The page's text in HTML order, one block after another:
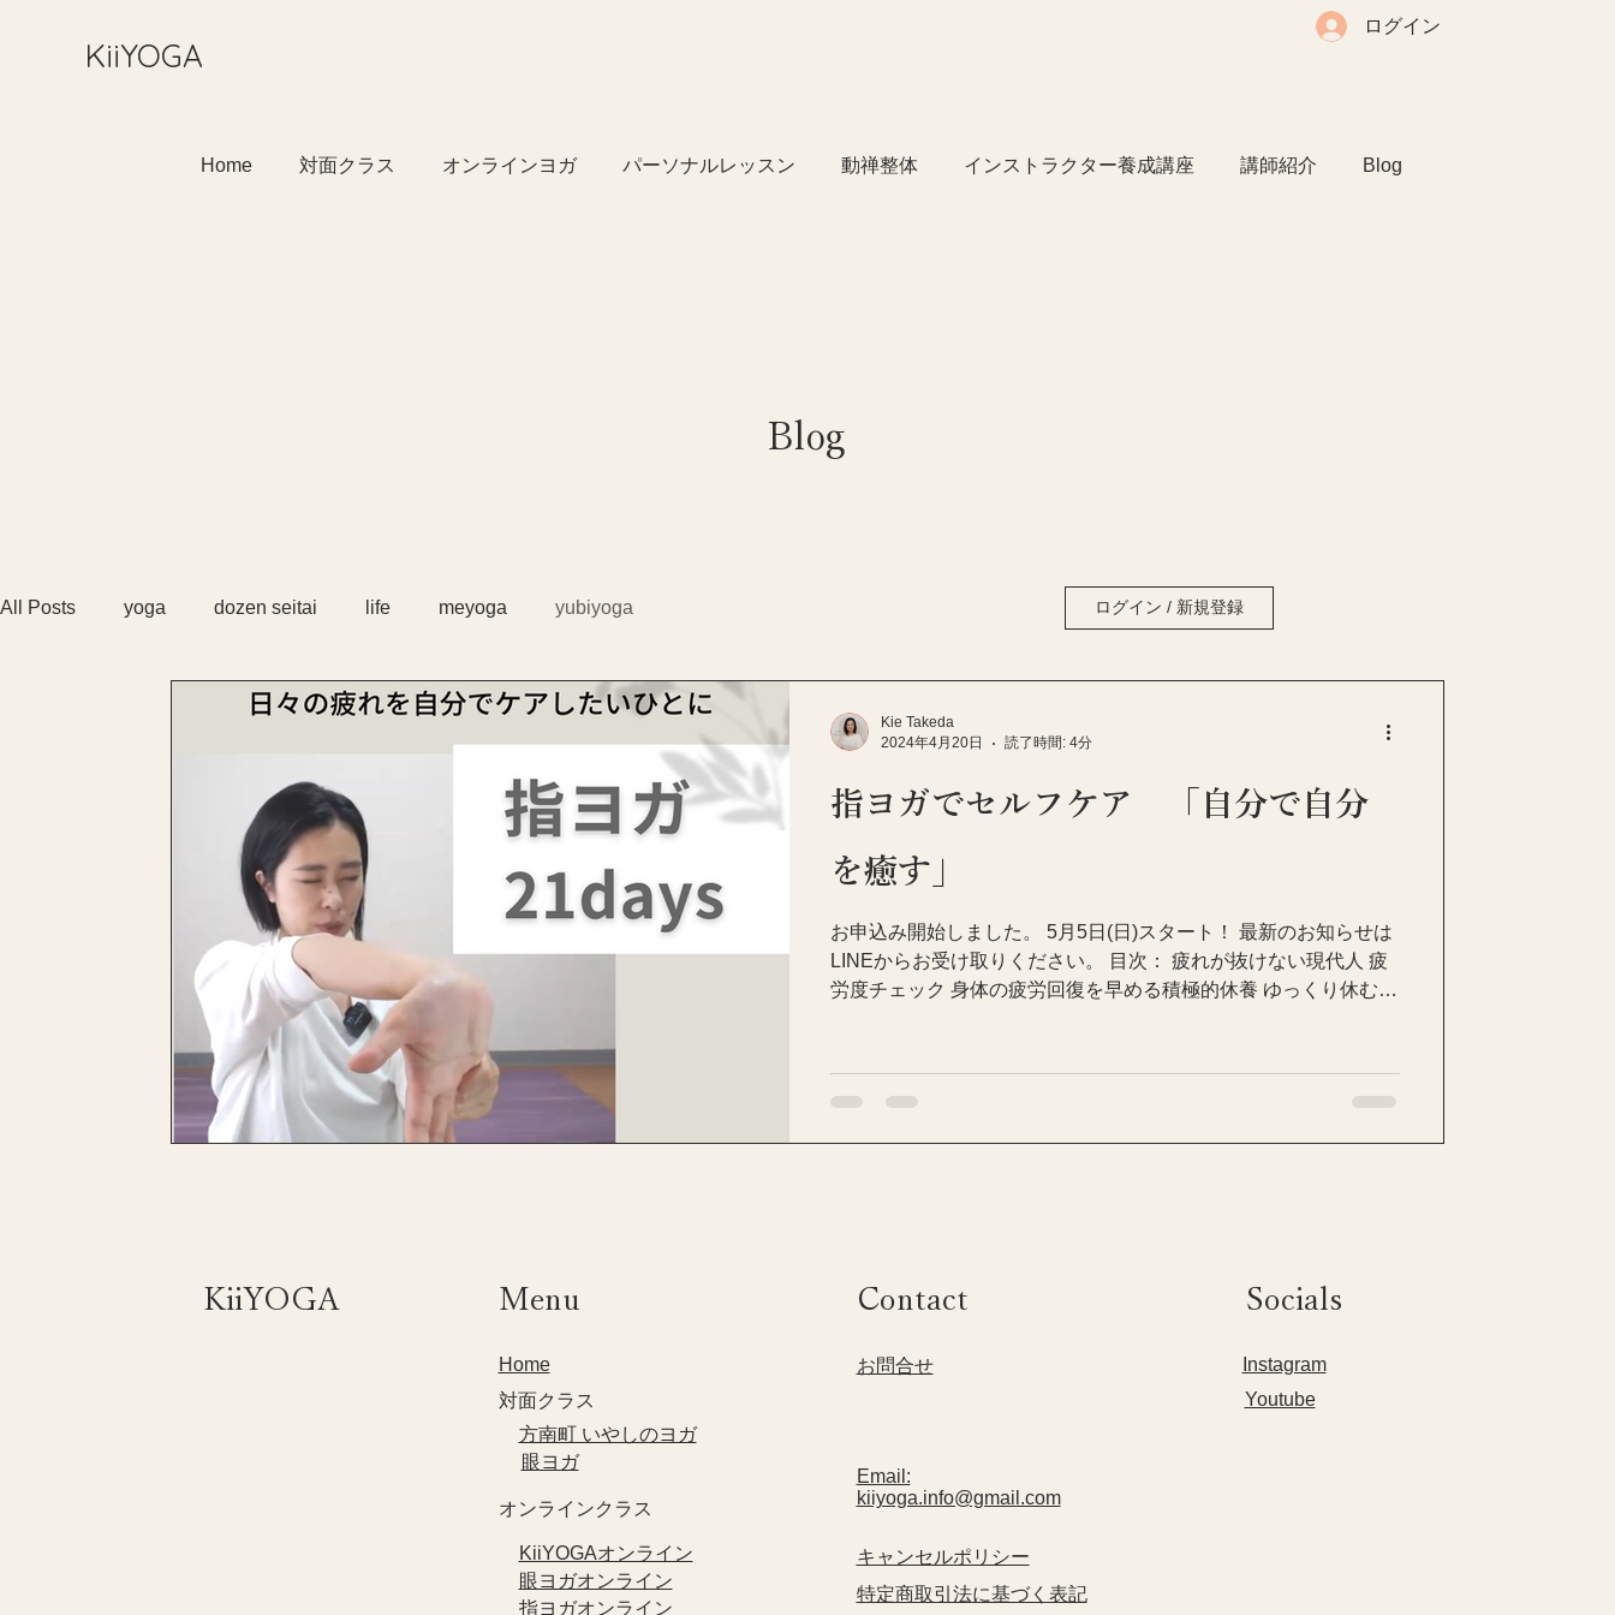
​KiiYOGA
ログイン
Home 対面クラス オンラインヨガ パーソナルレッスン 動禅整体 インストラクター養成講座 講師紹介 Blog
Blog
All Posts yoga dozen seitai life meyoga yubiyoga ログイン / 新規登録
指ヨガでセルフケア 「自分で自分
を癒す」
お申込み開始しました。 5月5日(日)スタート！ 最新のお知らせは
LINEからお受け取りください。 目次： 疲れが抜けない現代人 疲
労度チェック 身体の疲労回復を早める積極的休養 ゆっくり休む消
Kie Takeda
2024年4月20日
読了時間: 4分
​KiiYOGA Menu
Home
対面クラス​
​方南町 いやしのヨガ
​眼ヨガ
​オンラインクラス
​KiiYOGAオンライン
​眼ヨガオンライン
​指ヨガオンライン
Contact
​お問合せ
Email:
kiiyoga.info@gmail.com
​キャンセルポリシー
特定商取引法に基づく表記
Socials
​Instagram
Youtube